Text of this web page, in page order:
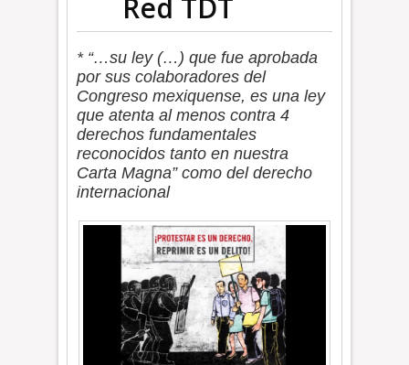
Red TDT
* “…su ley (…) que fue aprobada
por sus colaboradores del
Congreso mexiquense, es una ley
que atenta al menos contra 4
derechos fundamentales
reconocidos tanto en nuestra
Carta Magna” como del derecho
internacional